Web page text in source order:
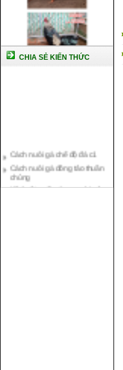
CHIA SẺ KIẾN THỨC
Cách nuôi gà đông tảo thuần
Kỹ thuật nuôi gà con mới nở
Hướng dẫn nuôi gà đá